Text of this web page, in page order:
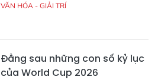
VĂN HÓA - GIẢI TRÍ
Đằng sau những con số kỷ lục
của World Cup 2026